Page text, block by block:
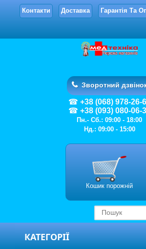
Контакти Доставка Гарантія Та
Зворотний
+38 (068) 978-26-
+38 (093) 080-06-
Пн.- Сб.: 09:00 - 18:00
Нд.: 09:00 - 15:00
Кошик порожній
КАТЕГОРІЇ